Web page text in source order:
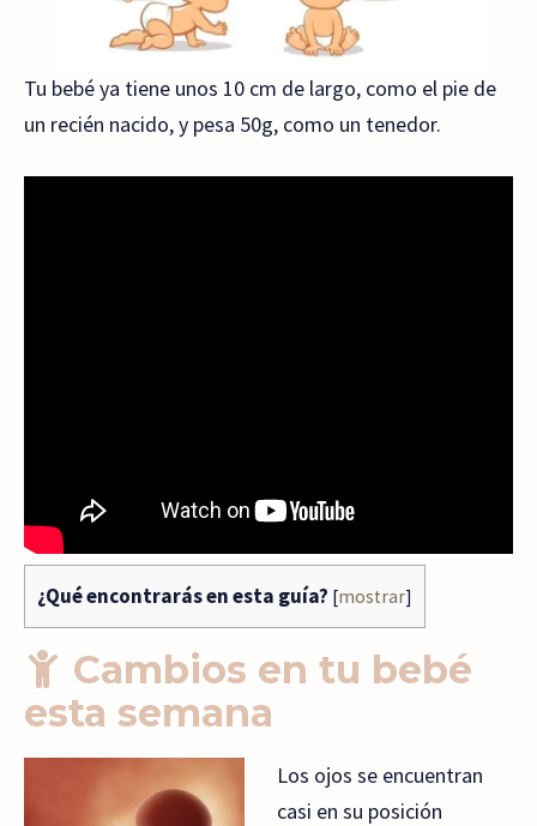
Tu bebé ya tiene unos 10 cm de largo, como el pie de
un recién nacido, y pesa 50g, como un tenedor.
¿Qué encontrarás en esta guía? [mostrar]
Cambios en tu bebé
esta semana
Los ojos se encuentran
casi en su posición